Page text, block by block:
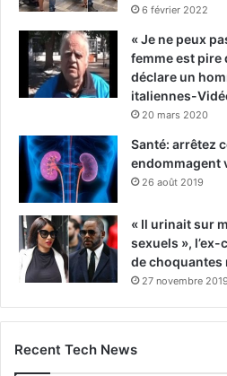
6 février 2022
« Je ne peux
femme est pire
déclare un
italiennes-
20 mars 2020
Santé: arrêtez
endommagent
26 août 2019
« Il urinait sur
sexuels », l’ex-
de choquantes
27 novembre 2019
Recent Tech News